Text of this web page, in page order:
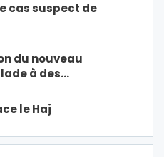
cas suspect de
du nouveau
à des…
le Haj